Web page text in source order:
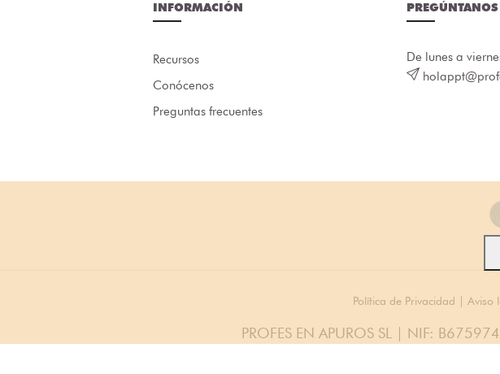
INFORMACIÓN
Recursos
Conócenos
Preguntas frecuentes
De lunes a
Política de Privacidad | Aviso
PROFES EN APUROS SL | NIF: